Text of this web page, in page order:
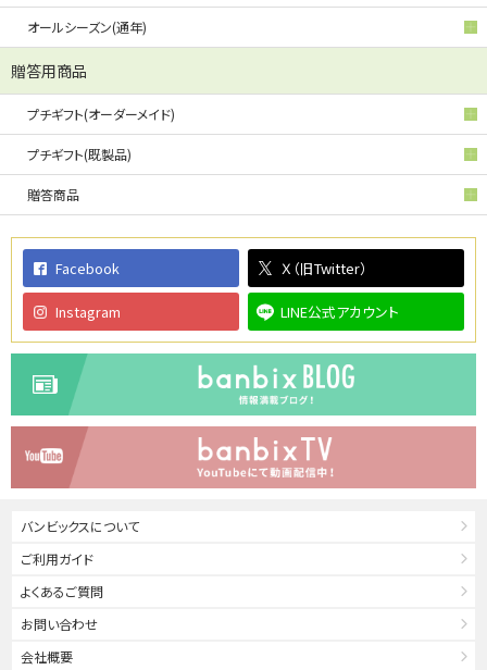
オールシーズン(通年)
贈答用商品
プチギフト(オーダーメイド)
プチギフト(既製品)
贈答商品
Facebook Ｘ（旧Twitter）
Instagram LINE公式アカウント
バンビックスについて
ご利用ガイド
よくあるご質問
お問い合わせ
会社概要